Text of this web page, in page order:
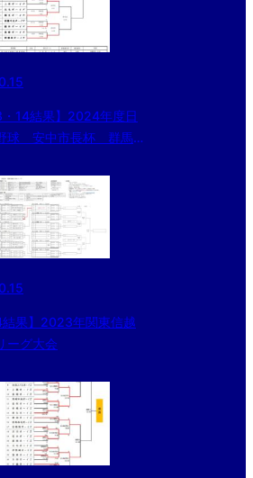
・14結果】2024年度日
球 安中市長杯 群馬県
結果】2023年関東信越
ーグ大会